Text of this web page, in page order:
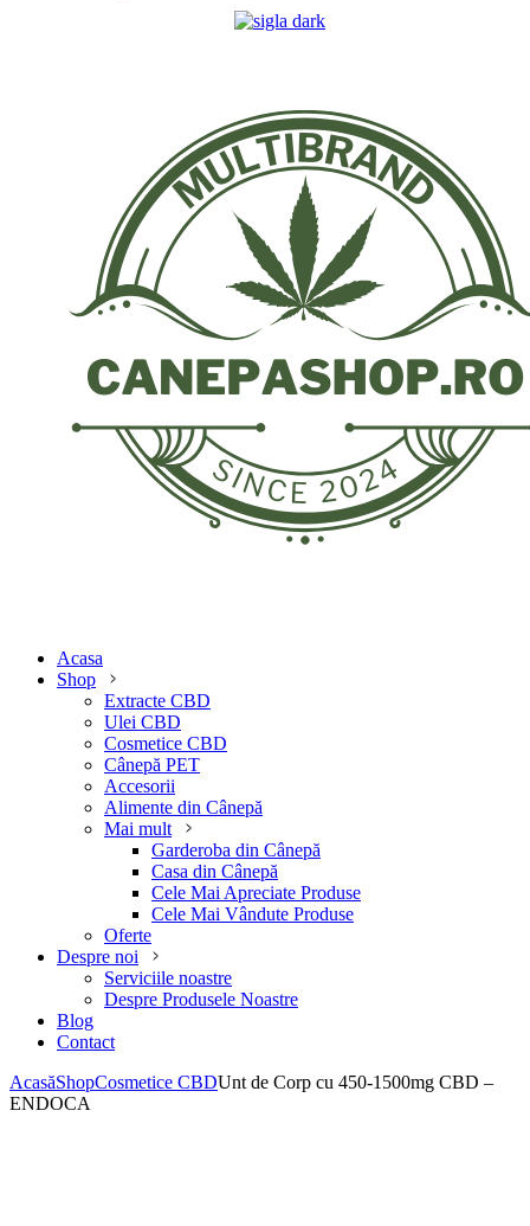
Acasa
Shop
Extracte CBD
Ulei CBD
Cosmetice CBD
Cânepă PET
Accesorii
Alimente din Cânepă
Mai mult
Garderoba din Cânepă
Casa din Cânepă
Cele Mai Apreciate Produse
Cele Mai Vândute Produse
Oferte
Despre noi
Serviciile noastre
Despre Produsele Noastre
Blog
Contact
AcasăShopCosmetice CBDUnt de Corp cu 450-1500mg CBD –
ENDOCA